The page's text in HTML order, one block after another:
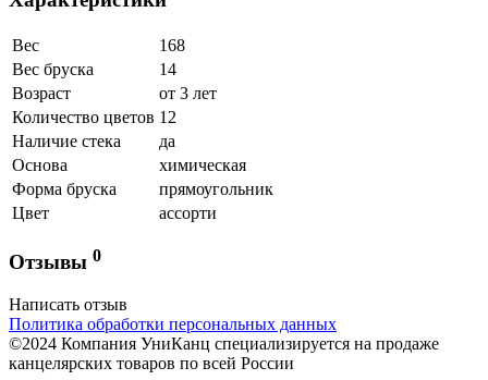
Вес
168
Вес бруска
14
Возраст
от 3 лет
Количество цветов 12
Наличие стека
да
Основа
химическая
Форма бруска
прямоугольник
Цвет
ассорти
Отзывы 0
Написать отзыв
Политика обработки персональных данных
©2024 Компания УниКанц специализируется на продаже
канцелярских товаров по всей России